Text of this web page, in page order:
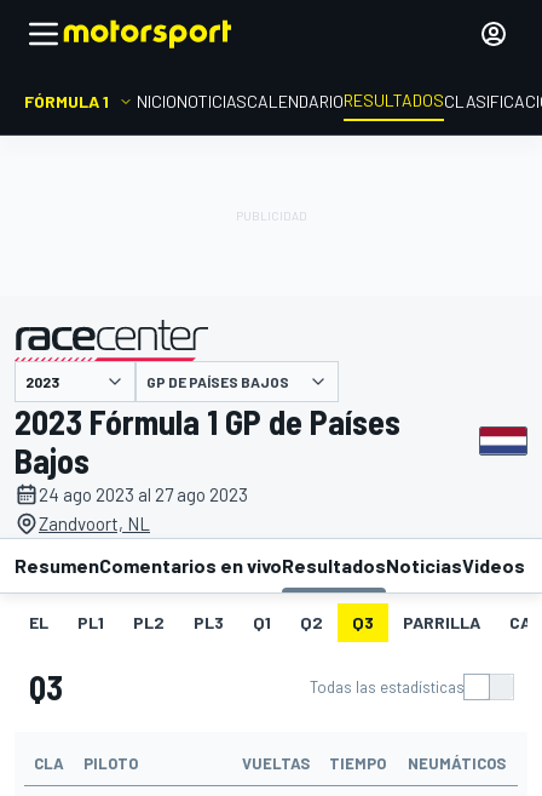
FÓRMULA 1 INICIONOTICIASCALENDARIORESULTADOS
presentado por GP DE PAÍSES BAJOS
2023 Fórmula 1 GP de Países
Bajos
24 ago 2023 al 27 ago 2023
Zandvoort, NL
ResumenComentarios en vivoResultadosNoticiasVideos
EL PL1 PL2 PL3 Q1 Q2 Q3 PARRILLA
Q3 Todas las estadísticas
CLA PILOTO VUELTAS TIEMPO NEUMÁTICOS